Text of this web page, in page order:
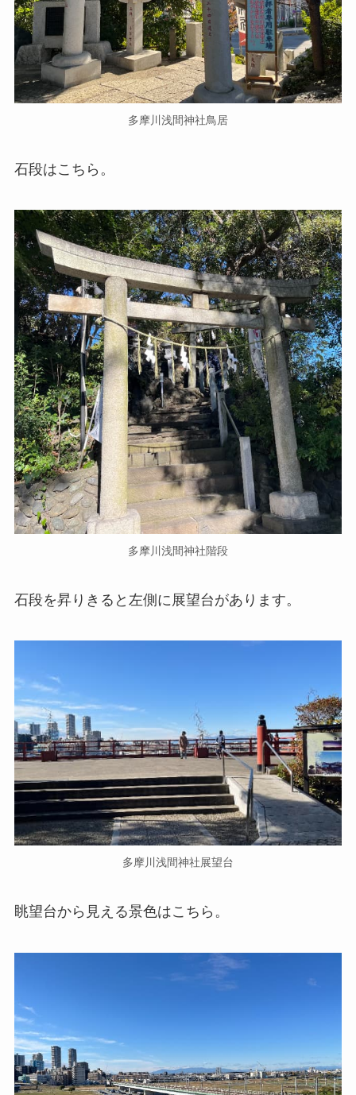
多摩川浅間神社鳥居
石段はこちら。
多摩川浅間神社階段
石段を昇りきると左側に展望台があります。
多摩川浅間神社展望台
眺望台から見える景色はこちら。